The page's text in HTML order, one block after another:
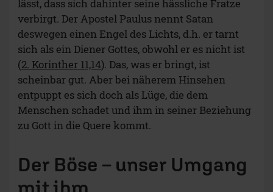
lässt, dass sich dahinter seine hässliche Fratze
verbirgt. Der Apostel Paulus nennt Satan
deswegen einen Engel des Lichts, d.h. er tarnt
sich als ein Diener Gottes, obwohl er es nicht ist
(2. Korinther 11,14). Das, was er bringt, ist
scheinbar gut. Aber bei näherem Hinsehen
entpuppt es sich doch als Lüge, die dem
Menschen schadet und ihm in seiner Beziehung
zu Gott in die Quere kommt.
Der Böse – unser Umgang
mit ihm